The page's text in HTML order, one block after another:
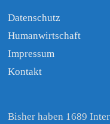
Datenschutz
Humanwirtschaft
Impressum
Kontakt
Bisher haben 1689